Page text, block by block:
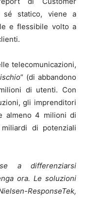
sé statico, viene a
e flessibile volto a
telecomunicazioni,
” (di abbandono
di utenti. Con
gli imprenditori
almeno 4 milioni di
di potenziali
a differenziarsi
ora. Le soluzioni
ResponseTek,